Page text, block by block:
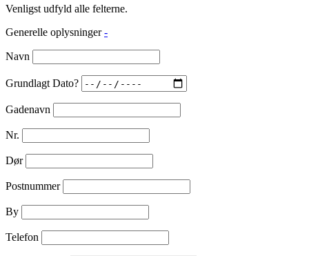
Venligst udfyld alle felterne.
Generelle oplysninger -
Navn
Grundlagt Dato?
Gadenavn
Nr.
Dør
Postnummer
By
Telefon